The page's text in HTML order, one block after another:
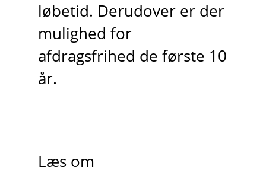
løbetid. Derudover er der
mulighed for
afdragsfrihed de første 10
år.
Læs om